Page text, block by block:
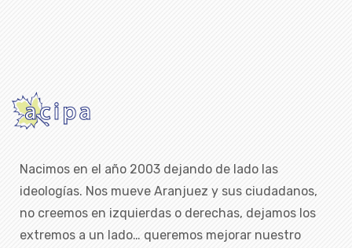
Nacimos en el año 2003 dejando de lado las
ideologías. Nos mueve Aranjuez y sus ciudadanos,
no creemos en izquierdas o derechas, dejamos los
extremos a un lado… queremos mejorar nuestro